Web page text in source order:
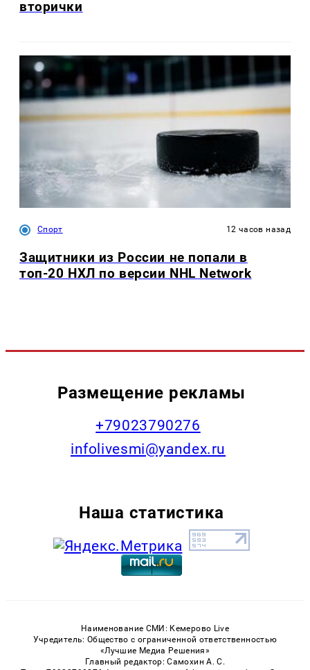
вторички
Спорт 12 часов назад
Защитники из России не попали в
топ-20 НХЛ по версии NHL Network
Размещение рекламы
+79023790276
infolivesmi@yandex.ru
Наша статистика
Наименование СМИ: Кемерово Live
Учредитель: Общество с ограниченной ответственностью
«Лучшие Медиа Решения»
Главный редактор: Самохин А. С.